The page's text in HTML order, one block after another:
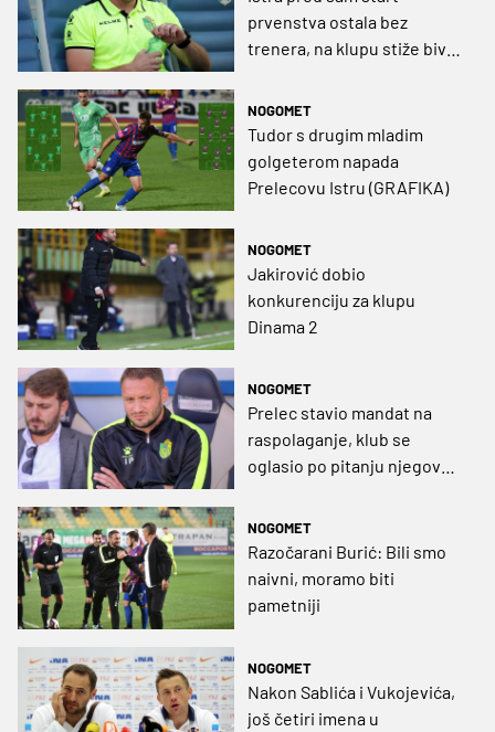
prvenstva ostala bez
trenera, na klupu stiže bivši
NOGOMET
Tudor s drugim mladim
golgeterom napada
Prelecovu Istru (GRAFIKA)
NOGOMET
Jakirović dobio
konkurenciju za klupu
Dinama 2
NOGOMET
Prelec stavio mandat na
raspolaganje, klub se
oglasio po pitanju njegove
NOGOMET
Razočarani Burić: Bili smo
naivni, moramo biti
pametniji
NOGOMET
Nakon Sablića i Vukojevića,
još četiri imena u